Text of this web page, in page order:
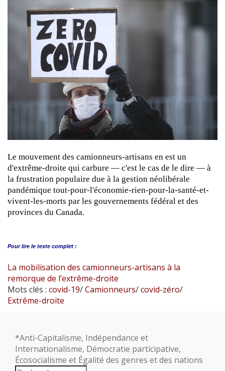
Le mouvement des camionneurs-artisans en est un
d'extrême-droite qui carbure — c'est le cas de le dire — à
la frustration populaire due à la gestion néolibérale
pandémique tout-pour-l'économie-rien-pour-la-santé-et-
vivent-les-morts par les gouvernements fédéral et des
provinces du Canada.
Pour lire le texte complet :
La mobilisation des camionneurs-artisans à la
remorque de l’extrême-droite
Mots clés : covid-19/Camionneurs/covid-zéro/
Extrême-droite
*Anti-Capitalisme, Indépendance et
Internationalisme, Démocratie participative,
Écosocialisme et Égalité des genres et des nations